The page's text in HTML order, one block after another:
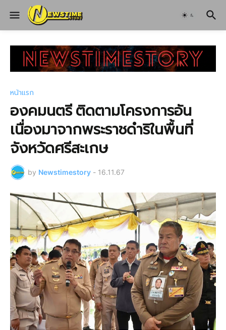
หน้าแรก
องคมนตรี ติดตามโครงการอัน
เนื่องมาจากพระราชดำริในพื้นที่
จังหวัดศรีสะเกษ
by Newstimestory - 16.11.67